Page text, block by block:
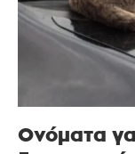
Ονόματα